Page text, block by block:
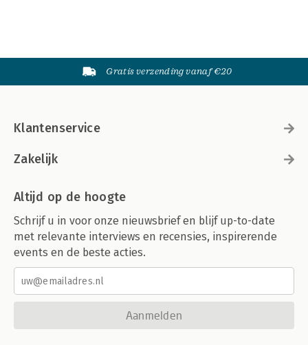
Gratis verzending vanaf €20
Klantenservice
Zakelijk
Altijd op de hoogte
Schrijf u in voor onze nieuwsbrief en blijf up-to-date
met relevante interviews en recensies, inspirerende
events en de beste acties.
Aanmelden